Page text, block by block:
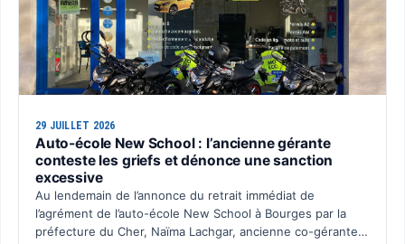
29 JUILLET 2026
Auto-école New School : l’ancienne gérante
conteste les griefs et dénonce une sanction
excessive
Au lendemain de l’annonce du retrait immédiat de
l’agrément de l’auto-école New School à Bourges par la
préfecture du Cher, Naïma Lachgar, ancienne co-gérante